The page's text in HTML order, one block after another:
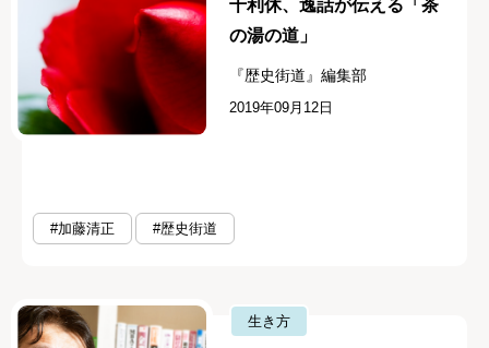
千利休、逸話が伝える「茶
の湯の道」
『歴史街道』編集部
2019年09月12日
#加藤清正 #歴史街道
生き方